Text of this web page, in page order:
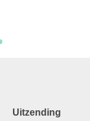
Uitzending